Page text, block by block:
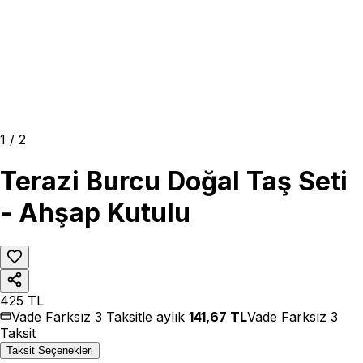
1 / 2
Terazi Burcu Doğal Taş Seti
- Ahşap Kutulu
425 TL
Vade Farksız 3 Taksitle aylık 141,67 TLVade Farksız 3
Taksit
Taksit Seçenekleri